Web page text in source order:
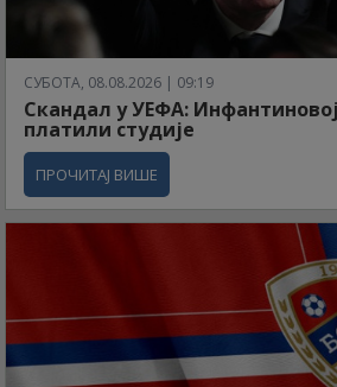
СУБОТА, 08.08.2026 | 09:19
Скандал у УЕФА:
платили студије
ПРОЧИТАЈ ВИШЕ